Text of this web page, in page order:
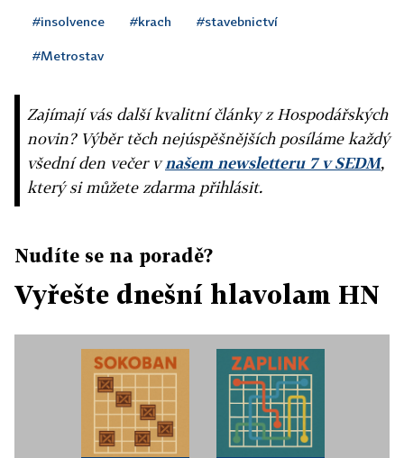
#insolvence #krach #stavebnictví
#Metrostav
Zajímají vás další kvalitní články z Hospodářských
novin? Výběr těch nejúspěšnějších posíláme každý
všední den večer vnašem newsletteru 7 v SEDM,
který si můžete zdarma přihlásit.
Nudíte se na poradě?
Vyřešte dnešní hlavolam HN